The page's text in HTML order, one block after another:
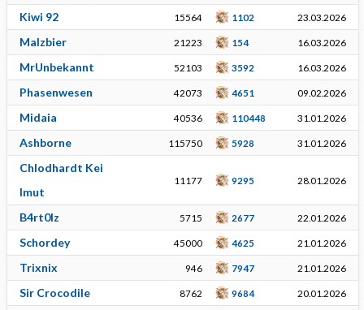
Kiwi 92 15564 1102 23.03.2026
Malzbier 21223 154 16.03.2026
MrUnbekannt 52103 3592 16.03.2026
Phasenwesen 42073 4651 09.02.2026
Midaia 40536 110448 31.01.2026
Ashborne 115750 5928 31.01.2026
Chlodhardt Kei
lmut
11177 9295 28.01.2026
B4rt0lz 5715 2677 22.01.2026
Schordey 45000 4625 21.01.2026
Trixnix 946 7947 21.01.2026
Sir Crocodile 8762 9684 20.01.2026